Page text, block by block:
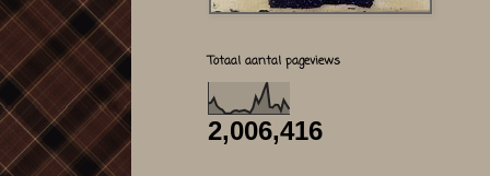
Totaal aantal pageviews
2,006,416